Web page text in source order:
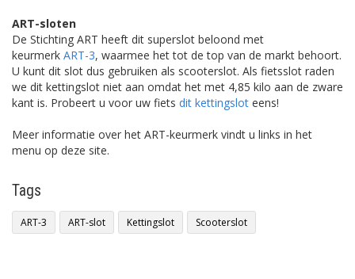
ART-sloten
De Stichting ART heeft dit superslot beloond met
keurmerk ART-3, waarmee het tot de top van de markt behoort.
U kunt dit slot dus gebruiken als scooterslot. Als fietsslot raden
we dit kettingslot niet aan omdat het met 4,85 kilo aan de zware
kant is. Probeert u voor uw fiets dit kettingslot eens!
Meer informatie over het ART-keurmerk vindt u links in het
menu op deze site.
Tags
ART-3 ART-slot Kettingslot Scooterslot